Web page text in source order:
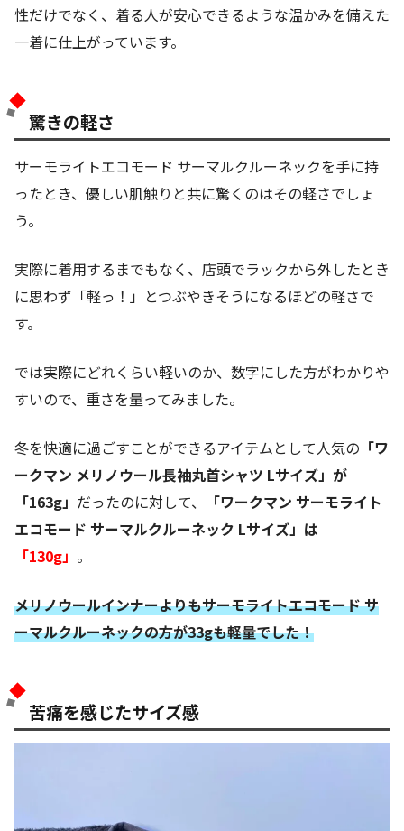
性だけでなく、着る人が安心できるような温かみを備えた
一着に仕上がっています。
驚きの軽さ
サーモライトエコモード サーマルクルーネックを手に持
ったとき、優しい肌触りと共に驚くのはその軽さでしょ
う。
実際に着用するまでもなく、店頭でラックから外したとき
に思わず「軽っ！」とつぶやきそうになるほどの軽さで
す。
では実際にどれくらい軽いのか、数字にした方がわかりや
すいので、重さを量ってみました。
冬を快適に過ごすことができるアイテムとして人気の 「ワ
ークマン メリノウール長袖丸首シャツ Lサイズ」が
「163g」 だったのに対して、
「ワークマン サーモライト
エコモード サーマルクルーネック Lサイズ」は
「130g」 。
メリノウールインナーよりもサーモライトエコモード サ
ーマルクルーネックの方が33gも軽量でした！
苦痛を感じたサイズ感